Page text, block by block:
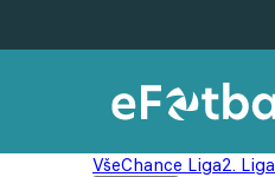
VšeChance Liga2. Liga